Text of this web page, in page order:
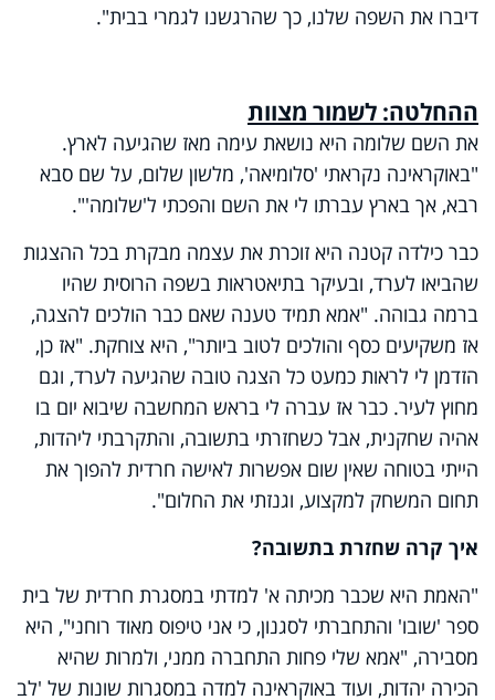
דיברו את השפה שלנו, כך שהרגשנו לגמרי בבית".
ההחלטה: לשמור מצוות
את השם שלומה היא נושאת עימה מאז שהגיעה לארץ.
"באוקראינה נקראתי 'סלומיאה', מלשון שלום, על שם סבא
רבא, אך בארץ עברתו לי את השם והפכתי ל'שלומה'".
כבר כילדה קטנה היא זוכרת את עצמה מבקרת בכל ההצגות
שהביאו לערד, ובעיקר בתיאטראות בשפה הרוסית שהיו
ברמה גבוהה. "אמא תמיד טענה שאם כבר הולכים להצגה,
אז משקיעים כסף והולכים לטוב ביותר", היא צוחקת. "אז כן,
הזדמן לי לראות כמעט כל הצגה טובה שהגיעה לערד, וגם
מחוץ לעיר. כבר אז עברה לי בראש המחשבה שיבוא יום בו
אהיה שחקנית, אבל כשחזרתי בתשובה, והתקרבתי ליהדות,
הייתי בטוחה שאין שום אפשרות לאישה חרדית להפוך את
תחום המשחק למקצוע, וגנזתי את החלום".
איך קרה שחזרת בתשובה?
"האמת היא שכבר מכיתה א' למדתי במסגרת חרדית של בית
ספר 'שובו' והתחברתי לסגנון, כי אני טיפוס מאוד רוחני", היא
מסבירה, "אמא שלי פחות התחברה ממני, ולמרות שהיא
הכירה יהדות, ועוד באוקראינה למדה במסגרות שונות של 'לב